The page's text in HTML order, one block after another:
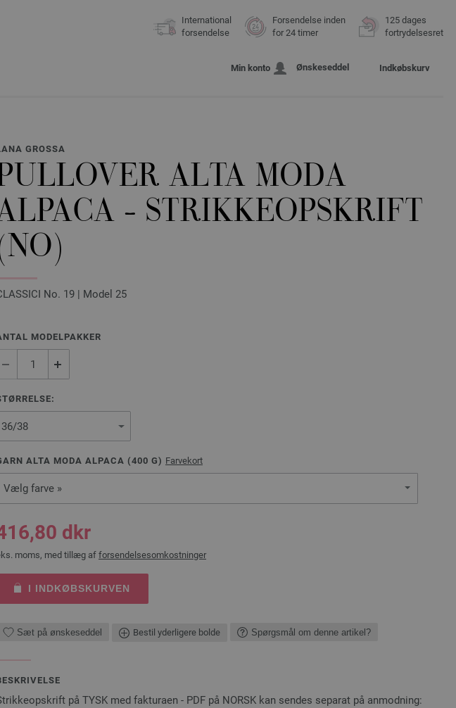
International
forsendelse
Forsendelse inden
for 24 timer
125 dages
fortrydelsesret
Min konto Ønskeseddel Indkøbskurv
GROSSA
ALTA MODA
- STRIKKEOPSKRIFT
No. 19 | Model 25
MODELPAKKER
ALTA MODA ALPACA (400 G) Farvekort
Vælg farve »
dkr
moms, med tillæg afforsendelsesomkostninger
I INDKØBSKURVEN
Sæt på ønskeseddel Bestil yderligere bolde Spørgsmål om denne artikel?
på TYSK med fakturaen - PDF på NORSK kan sendes separat på anmodning: